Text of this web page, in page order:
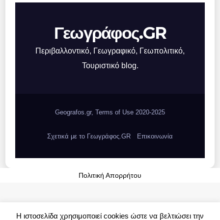
Γεωγράφος.GR
Περιβαλλοντικό, Γεωγραφικό, Γεωπολιτικό,
Τουριστικό blog.
Geografos.gr, Terms of Use 2020-2025
Σχετικά με το Γεωγράφος.GR Επικοινωνία
Η ιστοσελίδα χρησιμοποιεί cookies ώστε να βελτιώσει την
Πολιτική Απορρήτου